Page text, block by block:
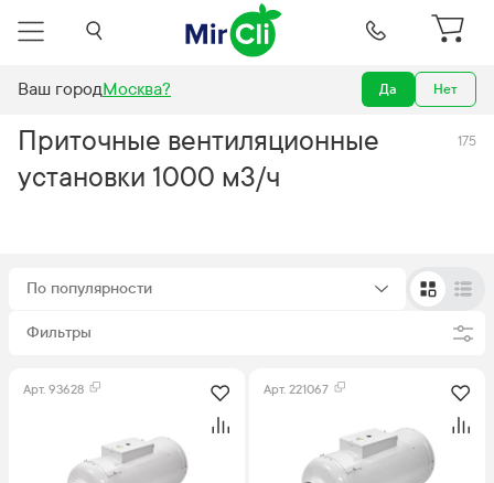
Ваш городМосква? Да Нет
Вентиляционные установки воздухообмен 1000 м3/ч
Приточные вентиляционные
установки 1000 м3/ч
175
По популярности
Фильтры
Арт. 93628 Арт. 221067